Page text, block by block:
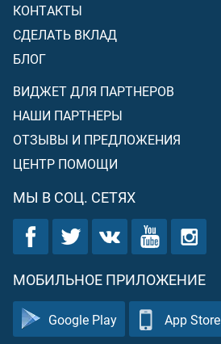
КОНТАКТЫ
СДЕЛАТЬ ВКЛАД
БЛОГ
ВИДЖЕТ ДЛЯ ПАРТНЕРОВ
НАШИ ПАРТНЕРЫ
ОТЗЫВЫ И ПРЕДЛОЖЕНИЯ
ЦЕНТР ПОМОЩИ
МЫ В СОЦ. СЕТЯХ
МОБИЛЬНОЕ ПРИЛОЖЕНИЕ
Google Play App Store